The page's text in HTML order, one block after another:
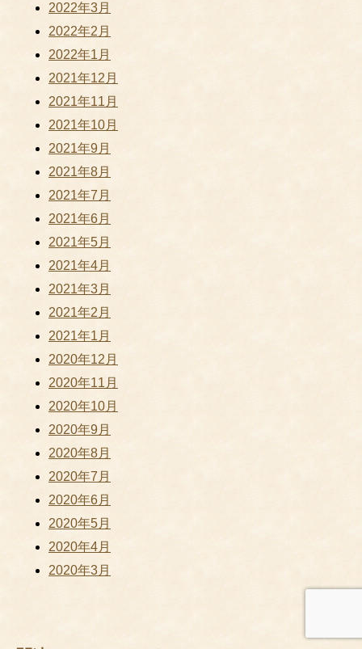
2022年3月
2022年2月
2022年1月
2021年12月
2021年11月
2021年10月
2021年9月
2021年8月
2021年7月
2021年6月
2021年5月
2021年4月
2021年3月
2021年2月
2021年1月
2020年12月
2020年11月
2020年10月
2020年9月
2020年8月
2020年7月
2020年6月
2020年5月
2020年4月
2020年3月